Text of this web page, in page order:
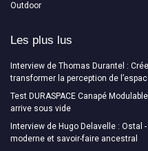
Outdoor
Les plus lus
Interview de Thomas Durantel :
transformer la perception de
Test DURASPACE Canapé
arrive sous vide
Interview de Hugo Delavelle :
moderne et savoir-faire ancestral